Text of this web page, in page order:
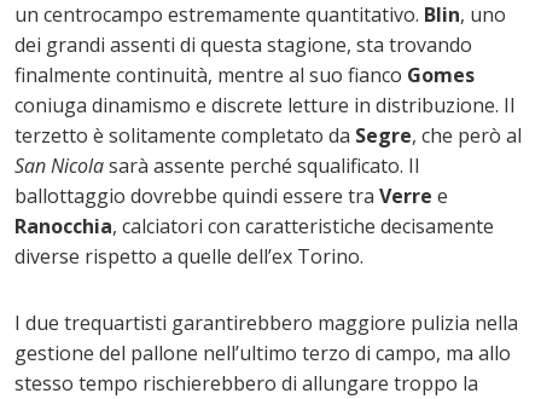
un centrocampo estremamente quantitativo. Blin, uno
dei grandi assenti di questa stagione, sta trovando
finalmente continuità, mentre al suo fianco Gomes
coniuga dinamismo e discrete letture in distribuzione. Il
terzetto è solitamente completato da Segre, che però al
San Nicolasarà assente perché squalificato. Il
ballottaggio dovrebbe quindi essere tra Verre e
Ranocchia, calciatori con caratteristiche decisamente
diverse rispetto a quelle dell’ex Torino.
I due trequartisti garantirebbero maggiore pulizia nella
gestione del pallone nell’ultimo terzo di campo, ma allo
stesso tempo rischierebbero di allungare troppo la